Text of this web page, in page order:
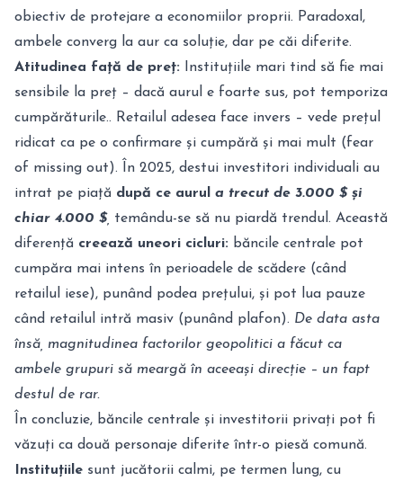
obiectiv de protejare a economiilor proprii. Paradoxal,
ambele converg la aur ca soluție, dar pe căi diferite.
Atitudinea față de preț: Instituțiile mari tind să fie mai
sensibile la preț – dacă aurul e foarte sus, pot temporiza
cumpărăturile.. Retailul adesea face invers – vede prețul
ridicat ca pe o confirmare și cumpără și mai mult (fear
of missing out). În 2025, destui investitori individuali au
intrat pe piață după ce aurul a trecut de 3.000 $ și
chiar 4.000 $, temându-se să nu piardă trendul. Această
diferență creează uneori cicluri: băncile centrale pot
cumpăra mai intens în perioadele de scădere (când
retailul iese), punând podea prețului, și pot lua pauze
când retailul intră masiv (punând plafon). De data asta
însă, magnitudinea factorilor geopolitici a făcut ca
ambele grupuri să meargă în aceeași direcție – un fapt
destul de rar.
În concluzie, băncile centrale și investitorii privați pot fi
văzuți ca două personaje diferite într-o piesă comună.
Instituțiile sunt jucătorii calmi, pe termen lung, cu